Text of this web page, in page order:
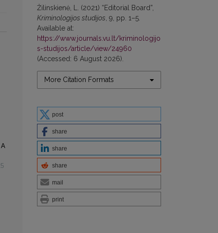
Žilinskienė, L. (2021) “Editorial Board”,
Kriminologijos studijos, 9, pp. 1–5.
Available at:
https://www.journals.vu.lt/kriminologijo
s-studijos/article/view/24960
(Accessed: 6 August 2026).
More Citation Formats
post
share
share
share
mail
print